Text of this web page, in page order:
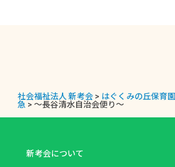
社会福祉法人 新考会 > はぐくみの丘保育園
急 > ～長谷清水自治会便り～
新考会について